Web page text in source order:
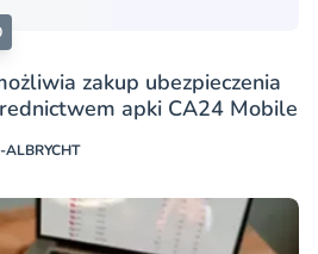
zakup ubezpieczenia
apki CA24 Mobile
ALBRYCHT